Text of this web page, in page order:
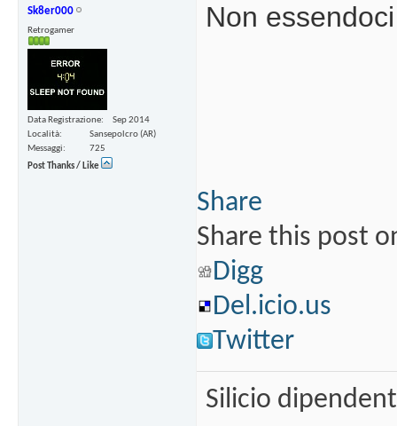
Sk8er000
Retrogamer
Data Registrazione
Sep 2014
Località
Sansepolcro (AR)
Messaggi
725
Post Thanks / Like
Non
Share
Share this post
Digg
Del.icio.us
Twitter
Silicio